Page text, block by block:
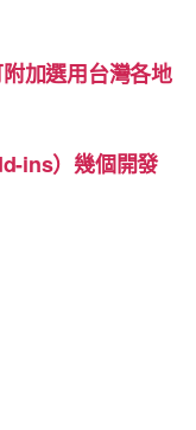
加選用台灣各地
ins）幾個開發